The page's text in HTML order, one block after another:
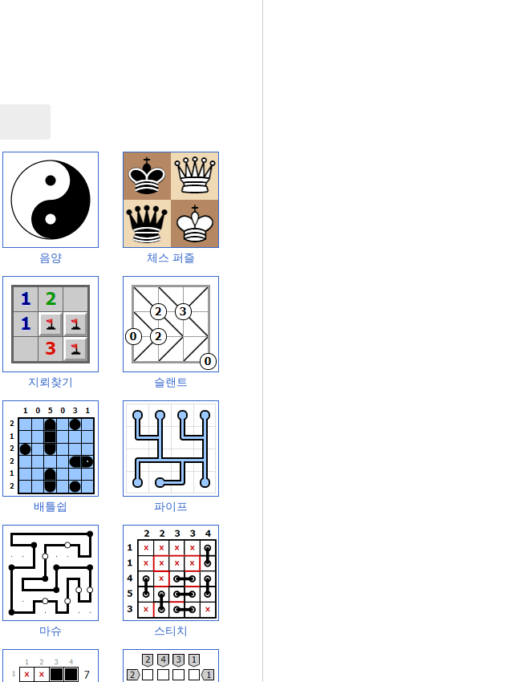
음양 체스 퍼즐
지뢰찾기 슬랜트
배틀쉽 파이프
마슈 스티치